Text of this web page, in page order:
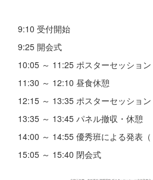
9:10 受付開始
9:25 開会式
10:05 ～ 11:25 ポスターセッション
11:30 ～ 12:10 昼食休憩
12:15 ～ 13:35 ポスターセッション
13:35 ～ 13:45 パネル撤収・休憩
14:00 ～ 14:55 優秀班による発表（
15:05 ～ 15:40 閉会式